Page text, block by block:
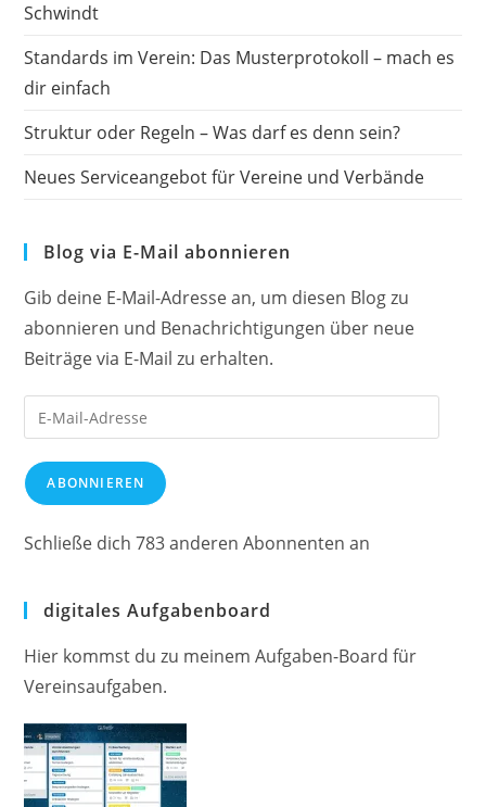
Schwindt
Standards im Verein: Das Musterprotokoll – mach es
dir einfach
Struktur oder Regeln – Was darf es denn sein?
Neues Serviceangebot für Vereine und Verbände
Blog via E-Mail abonnieren
Gib deine E-Mail-Adresse an, um diesen Blog zu
abonnieren und Benachrichtigungen über neue
Beiträge via E-Mail zu erhalten.
Mail-
Adresse
ABONNIEREN
Schließe dich 783 anderen Abonnenten an
digitales Aufgabenboard
Hier kommst du zu meinem Aufgaben-Board für
Vereinsaufgaben.